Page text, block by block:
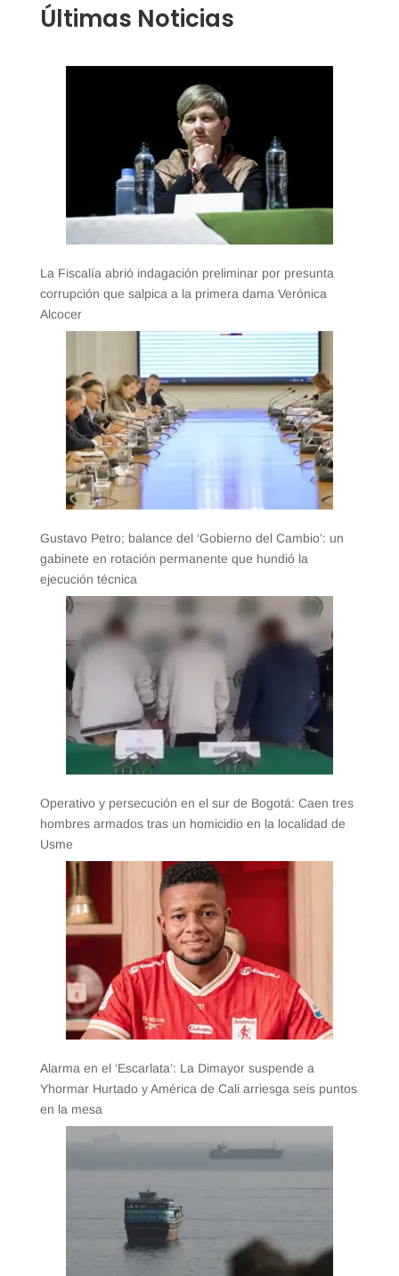
Últimas Noticias
La Fiscalía abrió indagación preliminar por presunta
corrupción que salpica a la primera dama Verónica
Alcocer
Gustavo Petro; balance del ‘Gobierno del Cambio’: un
gabinete en rotación permanente que hundió la
ejecución técnica
Operativo y persecución en el sur de Bogotá: Caen tres
hombres armados tras un homicidio en la localidad de
Usme
Alarma en el ‘Escarlata’: La Dimayor suspende a
Yhormar Hurtado y América de Cali arriesga seis puntos
en la mesa